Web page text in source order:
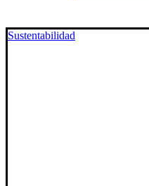
Sustentabilidad